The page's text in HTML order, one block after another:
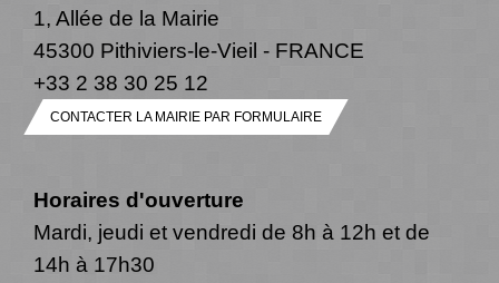
1, Allée de la Mairie
45300 Pithiviers-le-Vieil - FRANCE
+33 2 38 30 25 12
CONTACTER LA MAIRIE PAR FORMULAIRE
Horaires d'ouverture
Mardi, jeudi et vendredi de 8h à 12h et de
14h à 17h30